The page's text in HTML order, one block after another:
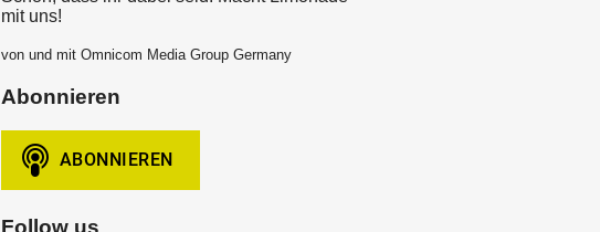
mit uns!
von und mit Omnicom Media Group Germany
Abonnieren
Follow us